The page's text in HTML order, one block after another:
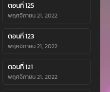
ตอนที่ 125
พฤศจิกายน 21, 2022
ตอนที่ 123
พฤศจิกายน 21, 2022
ตอนที่ 121
พฤศจิกายน 21, 2022